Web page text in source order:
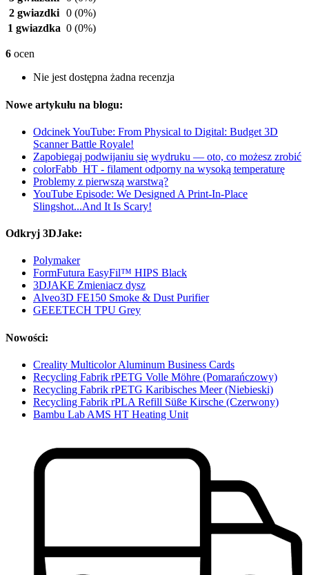
2 gwiazdki 0 (0%)
1 gwiazdka 0 (0%)
6 ocen
Nie jest dostępna żadna recenzja
Nowe artykułu na blogu:
Odcinek YouTube: From Physical to Digital: Budget 3D
Scanner Battle Royale!
Zapobiegaj podwijaniu się wydruku — oto, co możesz zrobić
colorFabb_HT - filament odporny na wysoką temperaturę
Problemy z pierwszą warstwą?
YouTube Episode: We Designed A Print-In-Place
Slingshot...And It Is Scary!
Odkryj 3DJake:
Polymaker
FormFutura EasyFil™ HIPS Black
3DJAKE Zmieniacz dysz
Alveo3D FE150 Smoke & Dust Purifier
GEEETECH TPU Grey
Nowości:
Creality Multicolor Aluminum Business Cards
Recycling Fabrik rPETG Volle Möhre (Pomarańczowy)
Recycling Fabrik rPETG Karibisches Meer (Niebieski)
Recycling Fabrik rPLA Refill Süße Kirsche (Czerwony)
Bambu Lab AMS HT Heating Unit